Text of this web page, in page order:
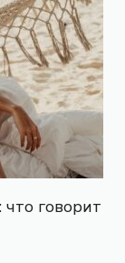
говорит